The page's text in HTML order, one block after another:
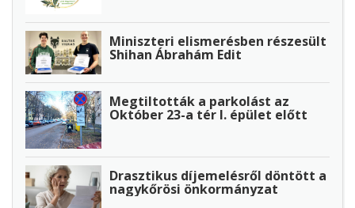
Miniszteri elismerésben részesült
Shihan Ábrahám Edit
Megtiltották a parkolást az
Október 23-a tér I. épület előtt
Drasztikus díjemelésről döntött a
nagykőrösi önkormányzat